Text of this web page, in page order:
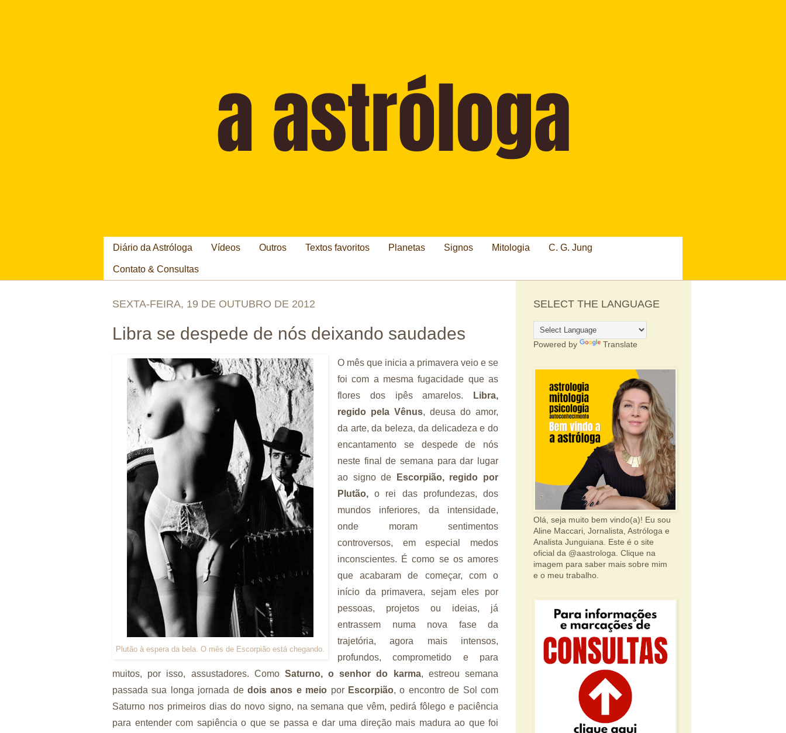
Diário da Astróloga Vídeos Outros Textos favoritos Planetas Signos Mitologia C. G. Jung
Contato & Consultas
SEXTA-FEIRA, 19 DE OUTUBRO DE 2012
Libra se despede de nós deixando saudades
Plutão à espera da bela. O mês de Escorpião está chegando.
O mês que inicia a primavera veio e se
foi com a mesma fugacidade que as
flores dos ipês amarelos.
Libra,
regido pela Vênus, deusa do amor,
da arte, da beleza, da delicadeza e do
encantamento se despede de nós
neste final de semana para dar lugar
ao signo de
Escorpião, regido por
Plutão, o rei das profundezas, dos
mundos inferiores, da intensidade,
onde moram sentimentos
controversos, em especial medos
inconscientes. É como se os amores
que acabaram de começar, com o
início da primavera, sejam eles por
pessoas, projetos ou ideias, já
entrassem numa nova fase da
trajetória, agora mais intensos,
profundos, comprometido e para
muitos, por isso, assustadores. Como Saturno, o senhor do karma, estreou semana
passada sua longa jornada de dois anos e meio por Escorpião, o encontro de Sol com
Saturno nos primeiros dias do novo signo, na semana que vêm, pedirá fôlego e paciência
para entender com sapiência o que se passa e dar uma direção mais madura ao que foi
SELECT THE LANGUAGE
Powered by Translate
Olá, seja muito bem vindo(a)! Eu sou
Aline Maccari, Jornalista, Astróloga e
Analista Junguiana. Este é o site
oficial da @aastrologa. Clique na
imagem para saber mais sobre mim
e o meu trabalho.